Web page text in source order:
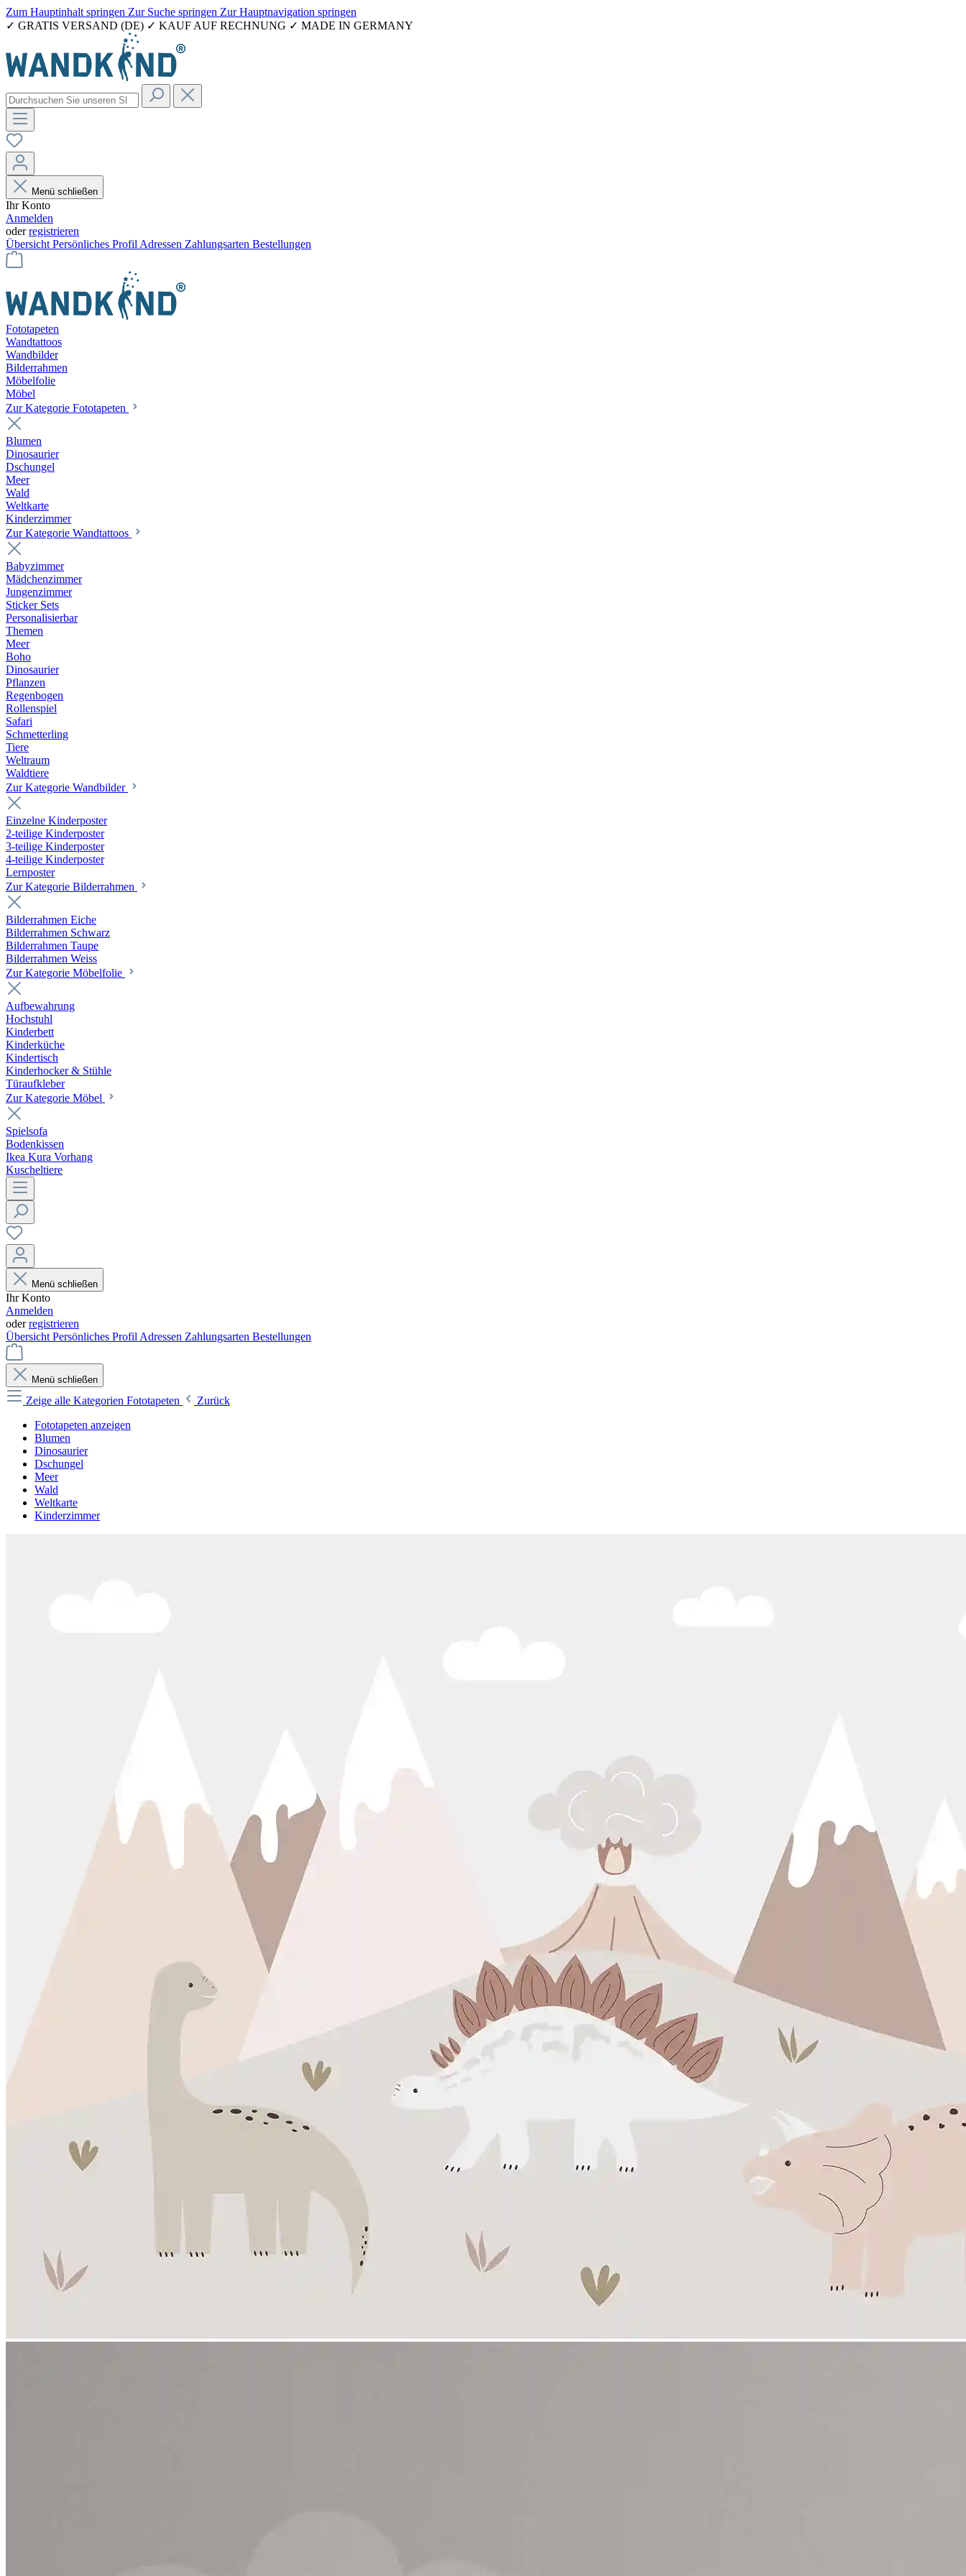
Zum Hauptinhalt springen Zur Suche springen Zur Hauptnavigation springen
✓ GRATIS VERSAND (DE) ✓ KAUF AUF RECHNUNG ✓ MADE IN GERMANY
Menü schließen
Ihr Konto
Anmelden
oderregistrieren
Übersicht Persönliches Profil Adressen Zahlungsarten Bestellungen
Fototapeten
Wandtattoos
Wandbilder
Bilderrahmen
Möbelfolie
Möbel
Zur Kategorie Fototapeten
Blumen
Dinosaurier
Dschungel
Meer
Wald
Weltkarte
Kinderzimmer
Zur Kategorie Wandtattoos
Babyzimmer
Mädchenzimmer
Jungenzimmer
Sticker Sets
Personalisierbar
Themen
Meer
Boho
Dinosaurier
Pflanzen
Regenbogen
Rollenspiel
Safari
Schmetterling
Tiere
Weltraum
Waldtiere
Zur Kategorie Wandbilder
Einzelne Kinderposter
2-teilige Kinderposter
3-teilige Kinderposter
4-teilige Kinderposter
Lernposter
Zur Kategorie Bilderrahmen
Bilderrahmen Eiche
Bilderrahmen Schwarz
Bilderrahmen Taupe
Bilderrahmen Weiss
Zur Kategorie Möbelfolie
Aufbewahrung
Hochstuhl
Kinderbett
Kinderküche
Kindertisch
Kinderhocker & Stühle
Türaufkleber
Zur Kategorie Möbel
Spielsofa
Bodenkissen
Ikea Kura Vorhang
Kuscheltiere
Menü schließen
Ihr Konto
Anmelden
oderregistrieren
Übersicht Persönliches Profil Adressen Zahlungsarten Bestellungen
Menü schließen
Zeige alle Kategorien Fototapeten
Zurück
Fototapeten anzeigen
Blumen
Dinosaurier
Dschungel
Meer
Wald
Weltkarte
Kinderzimmer